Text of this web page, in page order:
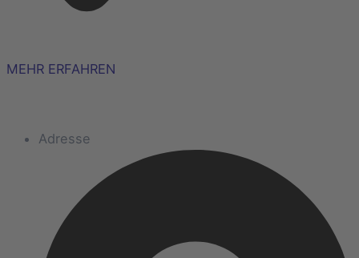
MEHR ERFAHREN
Adresse